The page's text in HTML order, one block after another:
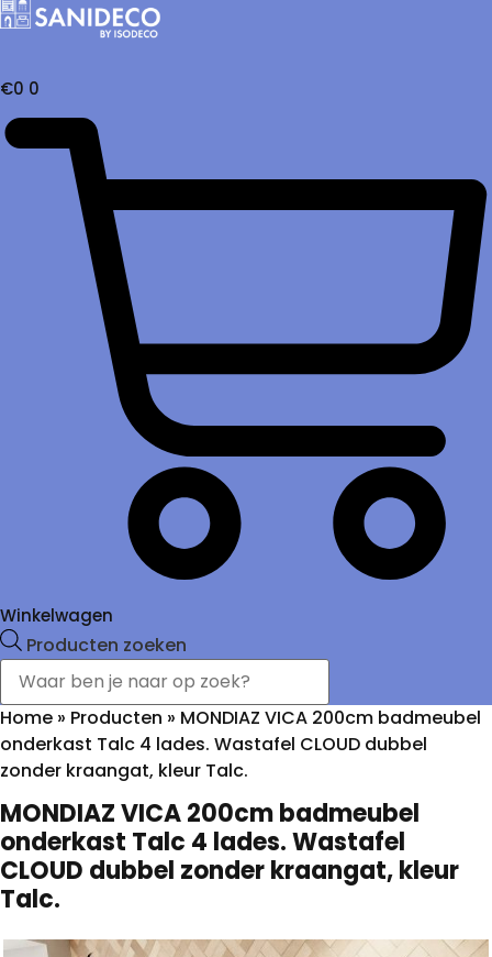
€0 0
Winkelwagen
Producten zoeken
Home » Producten » MONDIAZ VICA 200cm badmeubel
onderkast Talc 4 lades. Wastafel CLOUD dubbel
zonder kraangat, kleur Talc.
MONDIAZ VICA 200cm badmeubel
onderkast Talc 4 lades. Wastafel
CLOUD dubbel zonder kraangat, kleur
Talc.